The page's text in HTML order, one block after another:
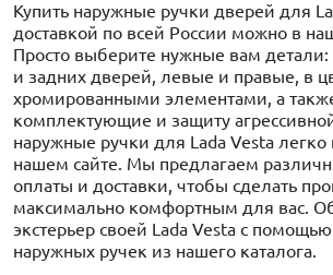
Купить наружные ручки дверей для
доставкой по всей России можно в
Просто выберите нужные вам
и задних дверей, левые и правые, в
хромированными элементами, а
комплектующие и защиту
наружные ручки для Lada Vesta легко
нашем сайте. Мы предлагаем
оплаты и доставки, чтобы сделать
максимально комфортным для вас.
экстерьер своей Lada Vesta с
наружных ручек из нашего каталога.